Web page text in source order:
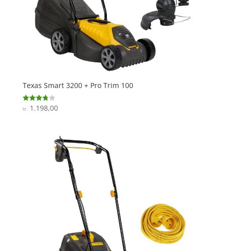
Texas Smart 3200 + Pro Trim 100
Vurderet
3.8
kr.1.198,00